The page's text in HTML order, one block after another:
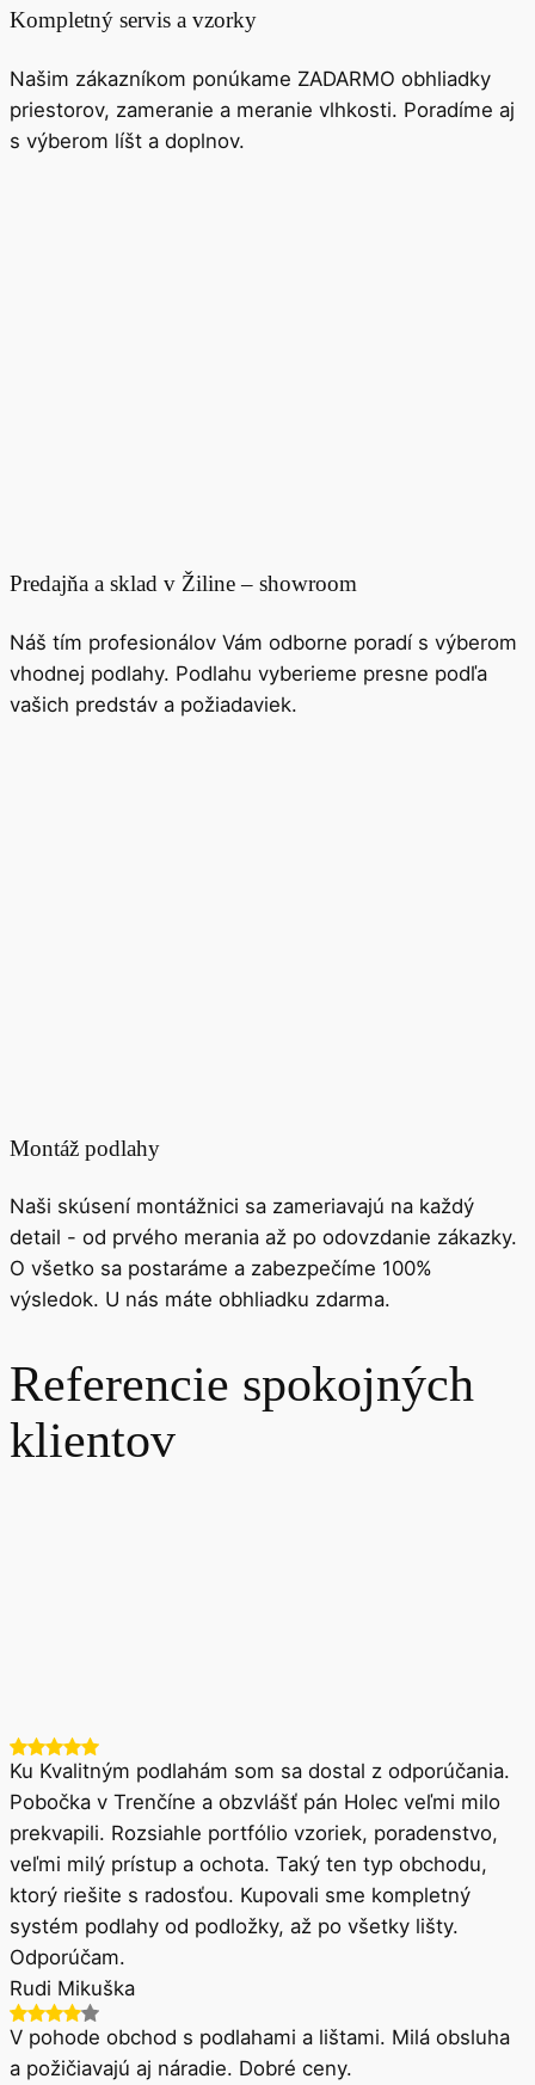
Kompletný servis a vzorky
Našim zákazníkom ponúkame ZADARMO obhliadky
priestorov, zameranie a meranie vlhkosti. Poradíme aj
s výberom líšt a doplnov.
Predajňa a sklad v Žiline – showroom
Náš tím profesionálov Vám odborne poradí s výberom
vhodnej podlahy. Podlahu vyberieme presne podľa
vašich predstáv a požiadaviek.
Montáž podlahy
Naši skúsení montážnici sa zameriavajú na každý
detail - od prvého merania až po odovzdanie zákazky.
O všetko sa postaráme a zabezpečíme 100%
výsledok. U nás máte obhliadku zdarma.
Referencie spokojných
klientov
Ku Kvalitným podlahám som sa dostal z odporúčania.
Pobočka v Trenčíne a obzvlášť pán Holec veľmi milo
prekvapili. Rozsiahle portfólio vzoriek, poradenstvo,
veľmi milý prístup a ochota. Taký ten typ obchodu,
ktorý riešite s radosťou. Kupovali sme kompletný
systém podlahy od podložky, až po všetky lišty.
Odporúčam.
Rudi Mikuška
V pohode obchod s podlahami a lištami. Milá obsluha
a požičiavajú aj náradie. Dobré ceny.